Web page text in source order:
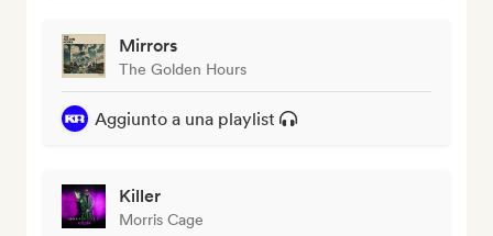
Mirrors
The Golden Hours
Aggiunto a una playlist
Killer
Morris Cage